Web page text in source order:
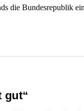
die Bundesrepublik
gut“